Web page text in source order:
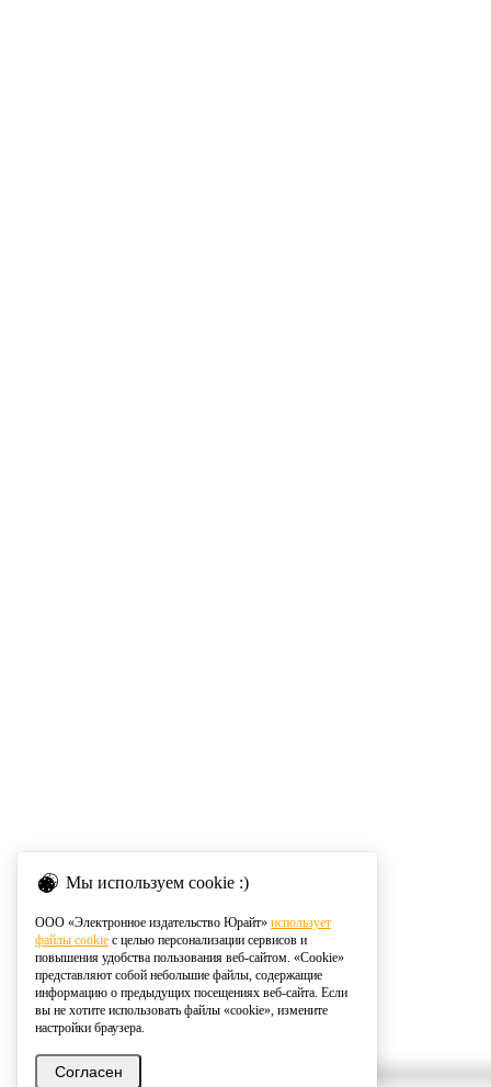
Мы используем cookie :)
ООО «Электронное издательство Юрайт» использует
файлы cookie с целью персонализации сервисов и
повышения удобства пользования веб-сайтом. «Cookie»
представляют собой небольшие файлы, содержащие
информацию о предыдущих посещениях веб-сайта. Если
вы не хотите использовать файлы «cookie», измените
настройки браузера.
Согласен